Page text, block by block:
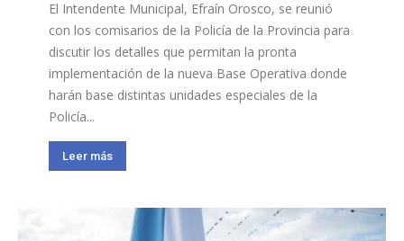
El Intendente Municipal, Efraín Orosco, se reunió
con los comisarios de la Policía de la Provincia para
discutir los detalles que permitan la pronta
implementación de la nueva Base Operativa donde
harán base distintas unidades especiales de la
Policía...
Leer más